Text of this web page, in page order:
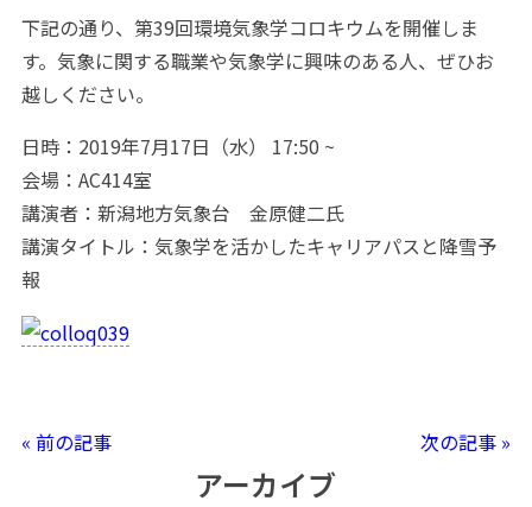
下記の通り、第39回環境気象学コロキウムを開催しま
す。気象に関する職業や気象学に興味のある人、ぜひお
越しください。
日時：2019年7月17日（水） 17:50 ~
会場：AC414室
講演者：新潟地方気象台 金原健二氏
講演タイトル：気象学を活かしたキャリアパスと降雪予
報
« 前の記事 次の記事 »
アーカイブ